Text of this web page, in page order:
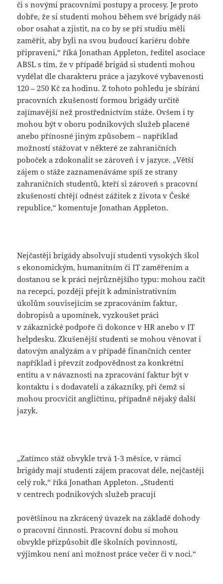
či s novými pracovními postupy a procesy. Je proto
dobře, že si studenti mohou během své brigády náš
obor osahat a zjistit, na co by se při studiu měli
zaměřit, aby byli na svou budoucí kariéru dobře
připraveni,“ říká Jonathan Appleton, ředitel asociace
ABSL s tím, že v případě brigád si studenti mohou
vydělat dle charakteru práce a jazykové vybavenosti
120 – 250 Kč za hodinu. Z tohoto pohledu je sbírání
pracovních zkušeností formou brigády určitě
zajímavější než prostřednictvím stáže. Ovšem i ty
mohou být v oboru podnikových služeb placené
anebo přínosné jiným způsobem – například
možností stážovat v některé ze zahraničních
poboček a zdokonalit se zároveň i v jazyce. „Větší
zájem o stáže zaznamenáváme spíš ze strany
zahraničních studentů, kteří si zároveň s pracovní
zkušeností chtějí odnést zážitek z života v České
republice,“ komentuje Jonathan Appleton.
Nejčastěji brigády absolvují studenti vysokých škol
s ekonomickým, humanitním či IT zaměřením a
dostanou se k práci nejrůznějšího typu: mohou začít
na recepci, později přejít k administrativním
úkolům souvisejícím se zpracováním faktur,
dobropisů a upomínek, vyzkoušet práci
v zákaznické podpoře či dokonce v HR anebo v IT
helpdesku. Zkušenější studenti se mohou věnovat i
datovým analýzám a v případě finančních center
například i převzít zodpovědnost za konkrétní
entitu a v návaznosti na zpracování faktur být v
kontaktu i s dodavateli a zákazníky, při čemž si
mohou procvičit angličtinu, případně nějaký další
jazyk.
„Zatímco stáž obvykle trvá 1-3 měsíce, v rámci
brigády mají studenti zájem pracovat déle, nejčastěji
celý rok,“ říká Jonathan Appleton. „Studenti
v centrech podnikových služeb pracují
povětšinou na zkrácený úvazek na základě dohody
o pracovní činnosti. Pracovní dobu si mohou
obvykle přizpůsobit dle školních povinností,
výjimkou není ani možnost práce večer či v noci.“